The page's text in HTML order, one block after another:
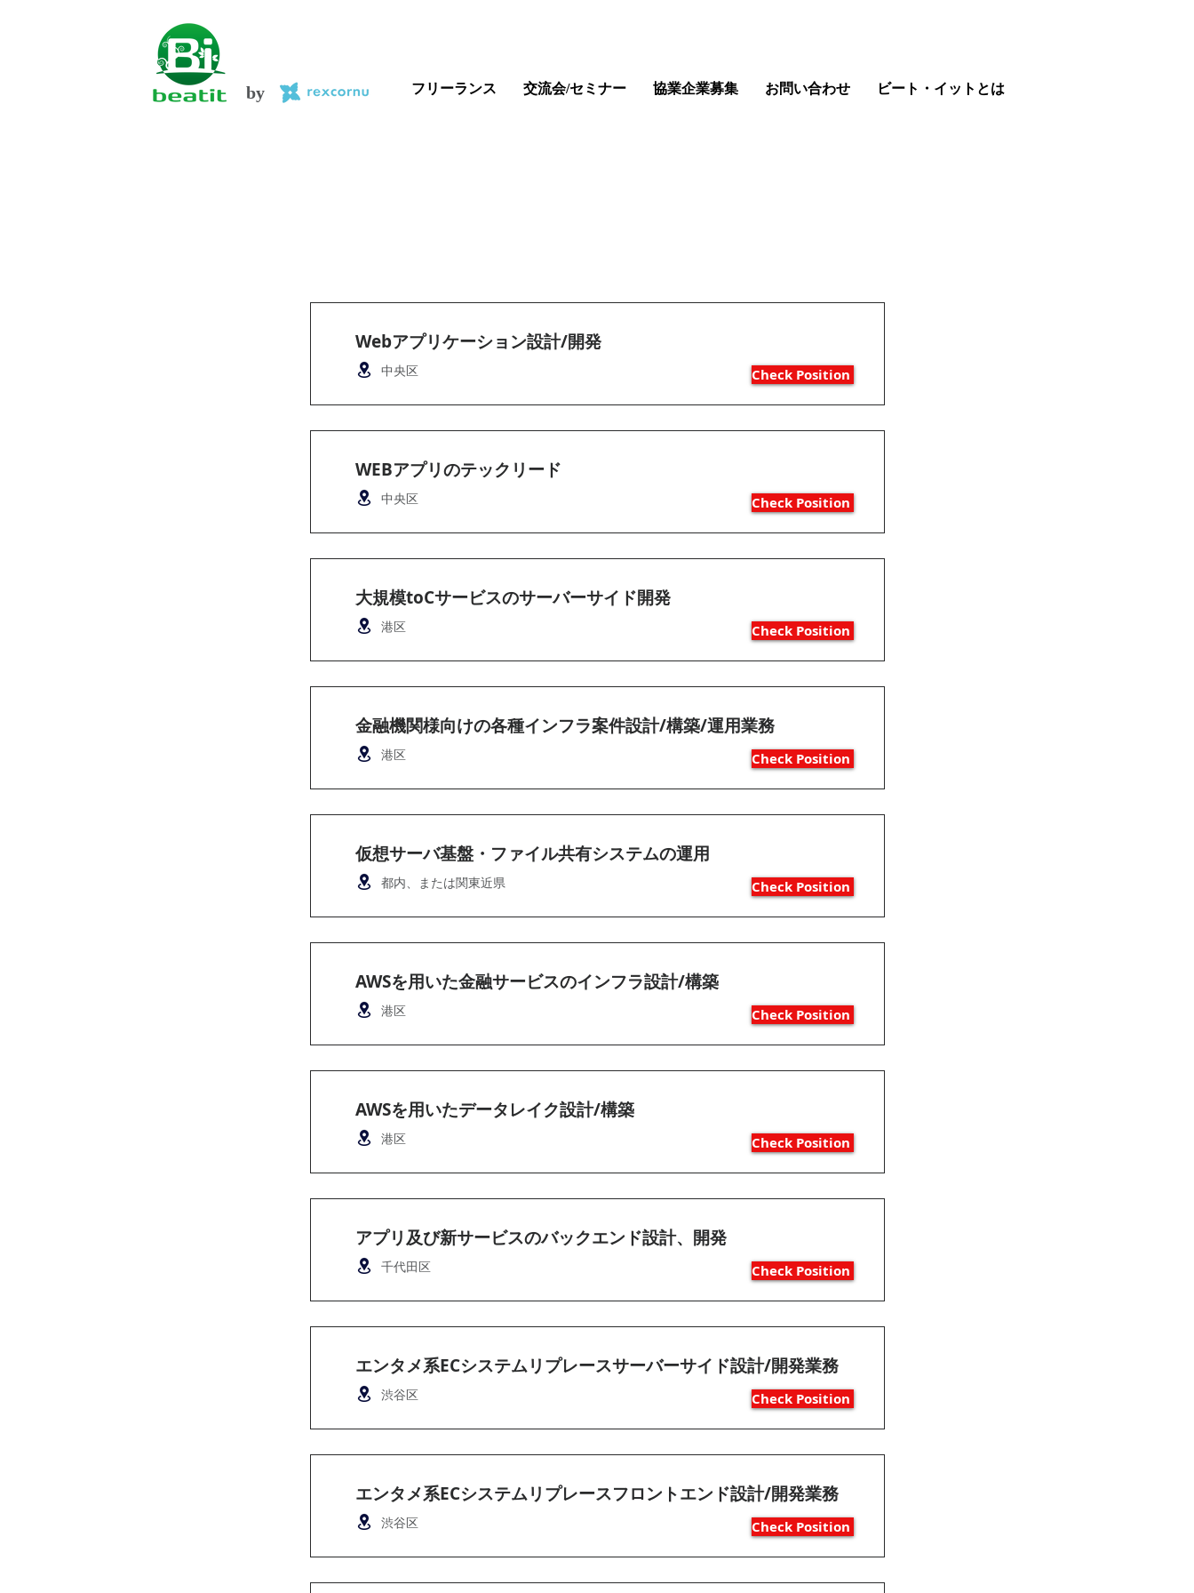
by フリーランス 交流会/セミナー 協業企業募集 お問い合わせ ビート・イットとは
Webアプリケーション設計/開発
中央区 Check Position
WEBアプリのテックリード
中央区 Check Position
大規模toCサービスのサーバーサイド開発
港区 Check Position
金融機関様向けの各種インフラ案件設計/構築/運用業務
港区 Check Position
仮想サーバ基盤・ファイル共有システムの運用
都内、または関東近県 Check Position
AWSを用いた金融サービスのインフラ設計/構築
港区 Check Position
AWSを用いたデータレイク設計/構築
港区 Check Position
アプリ及び新サービスのバックエンド設計、開発
千代田区 Check Position
エンタメ系ECシステムリプレースサーバーサイド設計/開発業務
渋谷区 Check Position
エンタメ系ECシステムリプレースフロントエンド設計/開発業務
渋谷区 Check Position